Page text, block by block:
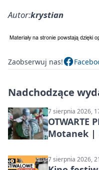
Autor:krystian
Zaobserwuj nas!
Nadchodzące
7 sierpnia 2026,
OTWARTE
Motanek |
7 sierpnia 2026,